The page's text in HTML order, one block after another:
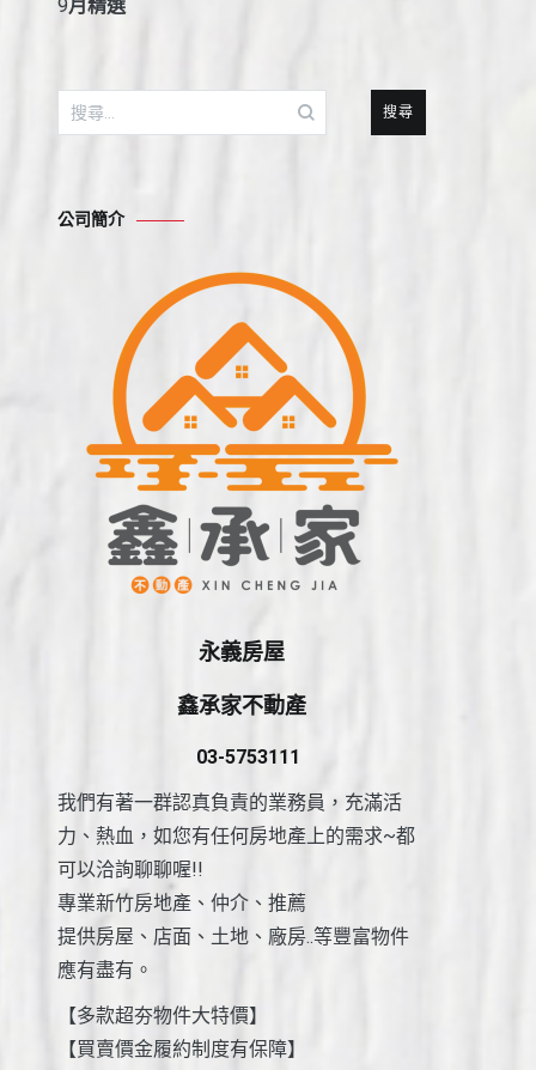
9月精選
搜
尋
字:
公司簡介
永義房屋
鑫承家不動產
03-5753111
我們有著一群認真負責的業務員，充滿活
力、熱血，如您有任何房地產上的需求~都
可以洽詢聊聊喔!!
專業新竹房地產、仲介、推薦
提供房屋、店面、土地、廠房..等豐富物件
應有盡有。
【多款超夯物件大特價】
【買賣價金履約制度有保障】